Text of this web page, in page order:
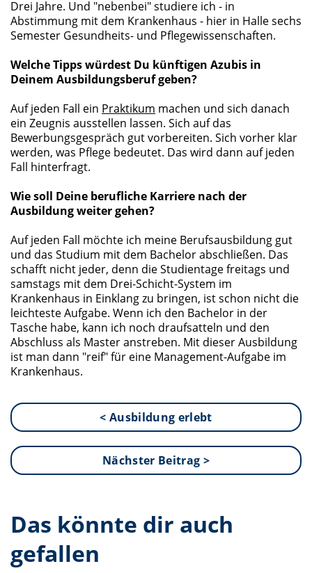
Drei Jahre. Und "nebenbei" studiere ich - in
Abstimmung mit dem Krankenhaus - hier in Halle sechs
Semester Gesundheits- und Pflegewissenschaften.
Welche Tipps würdest Du künftigen Azubis in
Deinem Ausbildungsberuf geben?
Auf jeden Fall ein Praktikum machen und sich danach
ein Zeugnis ausstellen lassen. Sich auf das
Bewerbungsgespräch gut vorbereiten. Sich vorher klar
werden, was Pflege bedeutet. Das wird dann auf jeden
Fall hinterfragt.
Wie soll Deine berufliche Karriere nach der
Ausbildung weiter gehen?
Auf jeden Fall möchte ich meine Berufsausbildung gut
und das Studium mit dem Bachelor abschließen. Das
schafft nicht jeder, denn die Studientage freitags und
samstags mit dem Drei-Schicht-System im
Krankenhaus in Einklang zu bringen, ist schon nicht die
leichteste Aufgabe. Wenn ich den Bachelor in der
Tasche habe, kann ich noch draufsatteln und den
Abschluss als Master anstreben. Mit dieser Ausbildung
ist man dann "reif" für eine Management-Aufgabe im
Krankenhaus.
< Ausbildung erlebt
Nächster Beitrag >
Das könnte dir auch
gefallen